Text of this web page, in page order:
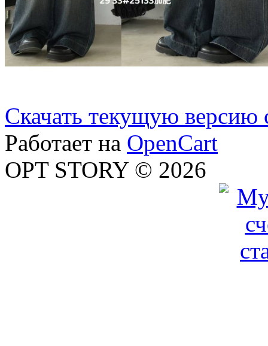
Скачать текущую версию
Работает на OpenCart
OPT STORY © 2026